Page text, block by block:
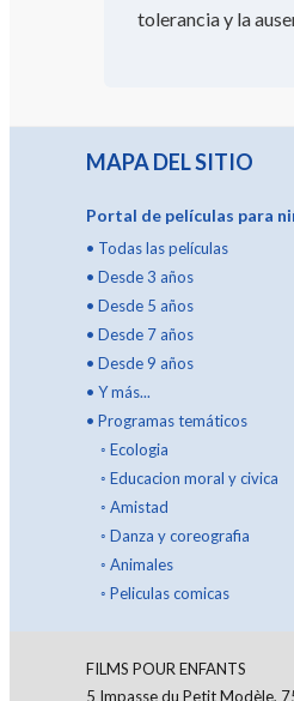
tolerancia y la
MAPA DEL SITIO
Portal de películas para
• Todas las películas
• Desde 3 años
• Desde 5 años
• Desde 7 años
• Desde 9 años
• Y más...
• Programas temáticos
◦ Ecologia
◦ Educacion moral y civica
◦ Amistad
◦ Danza y coreografia
◦ Animales
◦ Peliculas comicas
FILMS POUR ENFANTS
5 Impasse du Petit Modèle,